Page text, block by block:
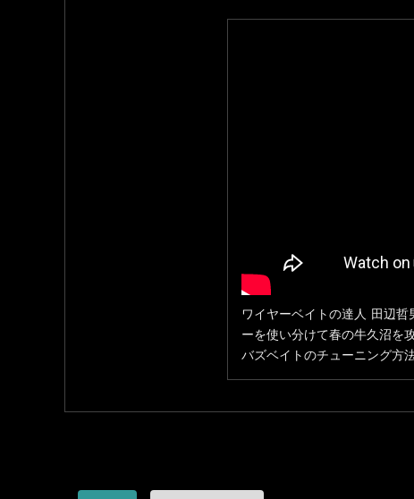
ワイヤーベイトの達人 田辺
ーを使い分けて春の牛久沼を
バズベイトのチューニング方